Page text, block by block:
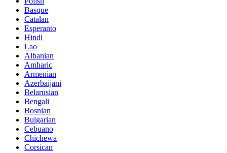
Basque
Catalan
Esperanto
Hindi
Lao
Albanian
Amharic
Armenian
Azerbaijani
Belarusian
Bengali
Bosnian
Bulgarian
Cebuano
Chichewa
Corsican